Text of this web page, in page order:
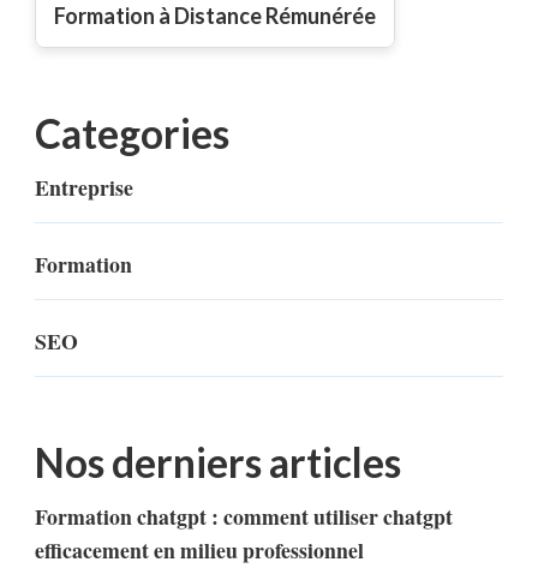
Formation à Distance Rémunérée
Categories
Entreprise
Formation
SEO
Nos derniers articles
Formation chatgpt : comment utiliser chatgpt
efficacement en milieu professionnel